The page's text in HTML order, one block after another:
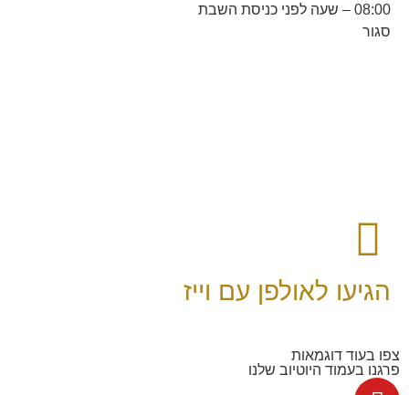
08:00 – שעה לפני כניסת השבת
סגור
הגיעו לאולפן עם וייז
צפו בעוד דוגמאות
פרגנו בעמוד היוטיוב שלנו